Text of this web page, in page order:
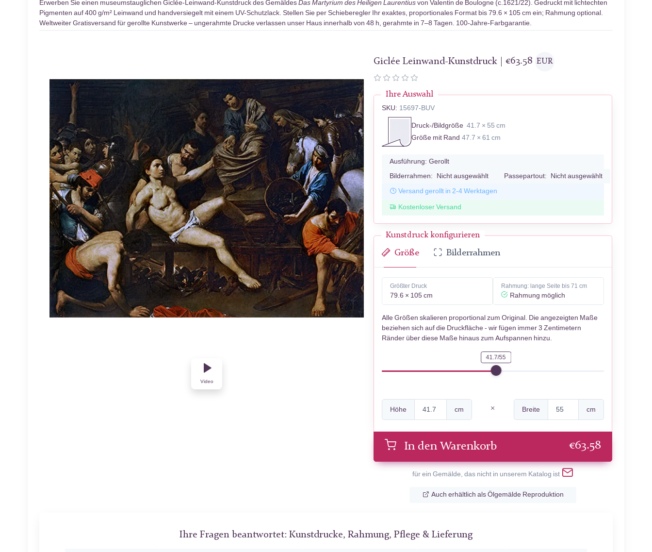
Erwerben Sie einen museumstauglichen Giclée-Leinwand-Kunstdruck des GemäldesDas Martyrium des Heiligen Laurentiusvon Valentin de Boulogne (c.1621/22). Gedruckt mit lichtechten
Pigmenten auf 400 g/m² Leinwand und handversiegelt mit einem UV-Schutzlack. Stellen Sie per Schieberegler Ihr exaktes, proportionales Format bis 79.6 × 105 cm ein; Rahmung optional.
Weltweiter Gratisversand für gerollte Kunstwerke – ungerahmte Drucke verlassen unser Haus innerhalb von 48 h, gerahmte in 7–8 Tagen. 100-Jahre-Farbgarantie.
Video
Giclée Leinwand-Kunstdruck |€63.58 EUR
Ihre Auswahl
SKU: 15697-BUV
Druck-/Bildgröße 41.7 × 55 cm
Größe mit Rand 47.7 × 61 cm
Ausführung: Gerollt
Bilderrahmen: Nicht ausgewählt Passepartout: Nicht ausgewählt
Versand gerollt in 2-4 Werktagen
Kostenloser Versand
Kunstdruck konfigurieren
Größe Bilderrahmen
Größter Druck
79.6 × 105 cm
Rahmung: lange Seite bis 71 cm
Rahmung möglich
Alle Größen skalieren proportional zum Original. Die angezeigten Maße
beziehen sich auf die Druckfläche - wir fügen immer 3 Zentimetern
Ränder über diese Maße hinaus zum Aufspannen hinzu.
41.7/55
Höhe cm Breite cm
In den Warenkorb €63.58
für ein Gemälde, das nicht in unserem Katalog ist
Auch erhältlich als Ölgemälde Reproduktion
Ihre Fragen beantwortet: Kunstdrucke, Rahmung, Pflege & Lieferung